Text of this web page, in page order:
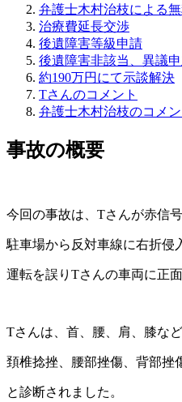
弁護士木村治枝による
治療費延長交渉
後遺障害等級申請
後遺障害非該当、異議
約190万円にて示談解決
Tさんのコメント
弁護士木村治枝のコメン
事故の概要
今回の事故は、Tさんが赤信号
駐車場から反対車線に右折侵
運転を誤りTさんの車両に正
Tさんは、首、腰、肩、膝など
頚椎捻挫、腰部挫傷、背部挫
と診断されました。